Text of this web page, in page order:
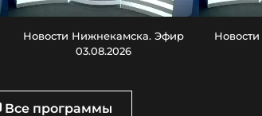
Новости Нижнекамска. Эфир
03.08.2026
Все программы